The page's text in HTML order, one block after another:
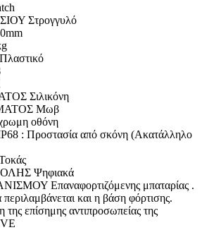
Στρογγυλό
Πλαστικό
Σιλικόνη
Μωβ
οθόνη
: Προστασία από σκόνη (Ακατάλληλο
Ψηφιακά
Επαναφορτιζόμενης μπαταρίας .
και η βάση φόρτισης.
της επίσημης αντιπροσωπείας της